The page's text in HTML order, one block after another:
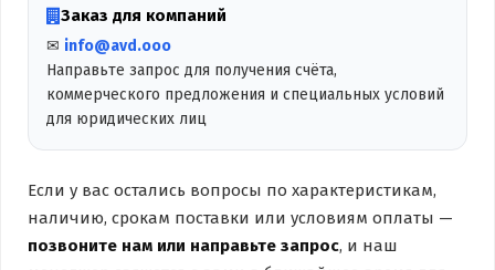
Заказ для компаний
✉ info@avd.ooo
Направьте запрос для получения счёта,
коммерческого предложения и специальных условий
для юридических лиц
Если у вас остались вопросы по характеристикам,
наличию, срокам поставки или условиям оплаты —
позвоните нам или направьте запрос, и наш